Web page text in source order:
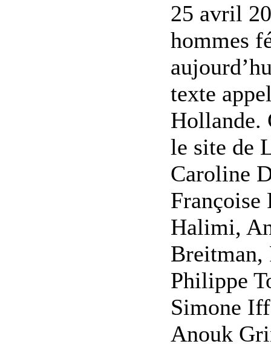
25 avril
hommes
texte
Hollande.
le site de
Caroline
Françoise
Halimi,
Breitman,
Philippe
Simone
Anouk